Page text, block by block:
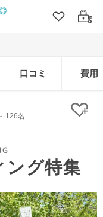
クリップ
ログ
口コミ 費用
126名 ク
ング特集